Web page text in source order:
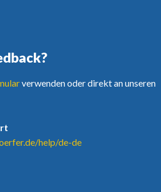
verwenden oder direkt an unseren
help/de-de